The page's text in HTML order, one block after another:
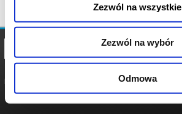
Zezwól na wszystkie
Zezwól na wybór
Odmowa
POLITYKA